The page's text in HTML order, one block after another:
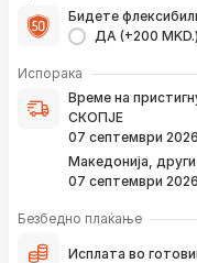
Бидете
ДА (+200 MKD.)
Испорака
Време на
СКОПЈЕ
07 септември
Македонија, други
07 септември
Време на
моментот кога е
нарачка и
добивате преку е-
Ако нарачката е
пристигнува во
Постојано ќе Ве
локацијата на
до вашата адреса.
Безбедно плаќање
Исплата во